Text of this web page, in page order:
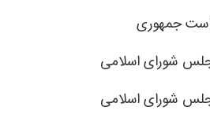
جمهوری
شورای اسلامی
شورای اسلامی